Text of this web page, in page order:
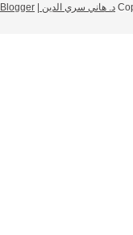
د. هاني سري الدين | Powered by
Blogger